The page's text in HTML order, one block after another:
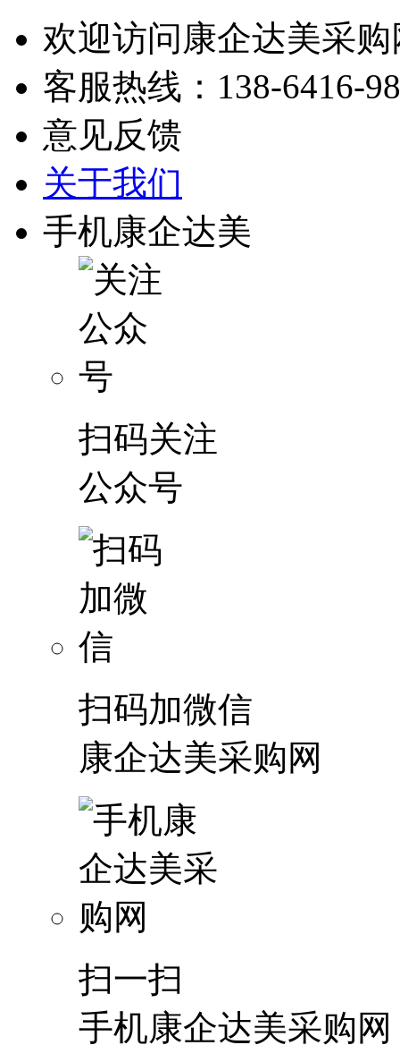
欢迎访问康企达美采购
客服热线： 138-6416-
意见反馈
关于我们
手机康企达美
扫码关注
公众号
扫码加微信
康企达美采购网
扫一扫
手机康企达美采购网